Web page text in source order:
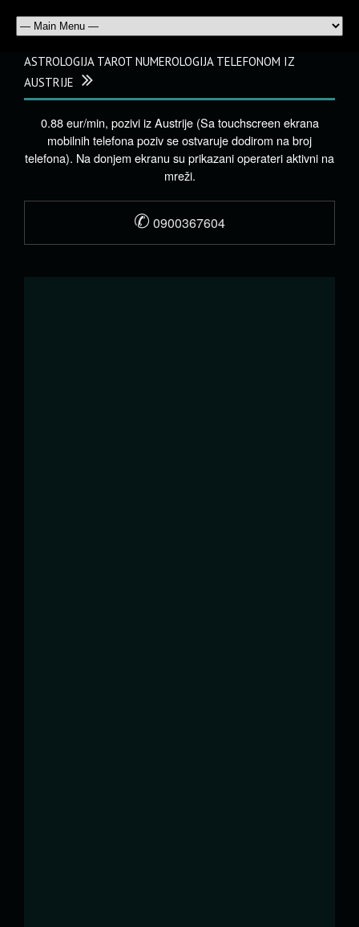
ASTROLOGIJA TAROT NUMEROLOGIJA TELEFONOM IZ
AUSTRIJE
0.88 eur/min, pozivi iz Austrije (Sa touchscreen ekrana
mobilnih telefona poziv se ostvaruje dodirom na broj
telefona). Na donjem ekranu su prikazani operateri aktivni na
mreži.
✆ 0900367604